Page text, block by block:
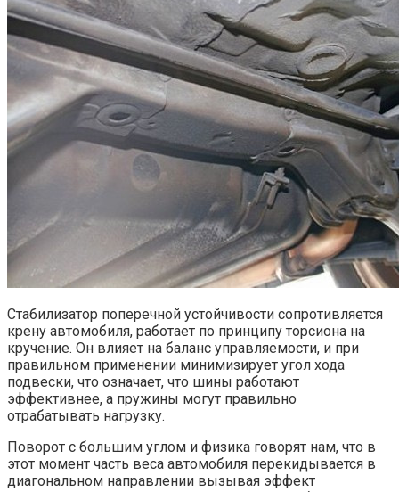
Стабилизатор поперечной устойчивости сопротивляется
крену автомобиля, работает по принципу торсиона на
кручение. Он влияет на баланс управляемости, и при
правильном применении минимизирует угол хода
подвески, что означает, что шины работают
эффективнее, а пружины могут правильно
отрабатывать нагрузку.
Поворот с большим углом и физика говорят нам, что в
этот момент часть веса автомобиля перекидывается в
диагональном направлении вызывая эффект